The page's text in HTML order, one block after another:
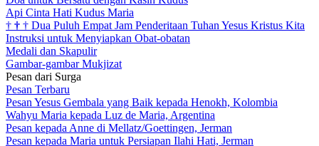
Api Cinta Hati Kudus Maria
† † † Dua Puluh Empat Jam Penderitaan Tuhan Yesus Kristus Kita
Instruksi untuk Menyiapkan Obat-obatan
Medali dan Skapulir
Gambar-gambar Mukjizat
Pesan dari Surga
Pesan Terbaru
Pesan Yesus Gembala yang Baik kepada Henokh, Kolombia
Wahyu Maria kepada Luz de Maria, Argentina
Pesan kepada Anne di Mellatz/Goettingen, Jerman
Pesan kepada Maria untuk Persiapan Ilahi Hati, Jerman